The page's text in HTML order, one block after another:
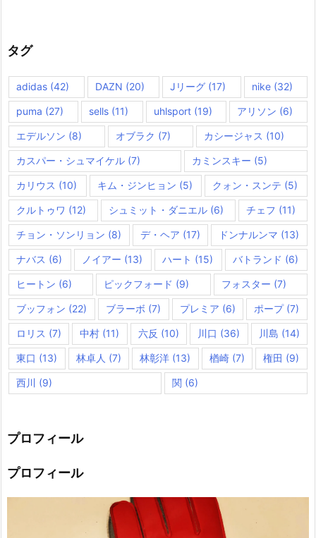
タグ
adidas (42) DAZN (20) Jリーグ (17) nike(32)
puma (27) sells(11) uhlsport(19) アリソン (6)
エデルソン (8) オブラク (7) カシージャス (10)
カスパー・シュマイケル (7) カミンスキー (5)
カリウス (10) キム・ジンヒョン (5) クォン・スンテ (5)
クルトゥワ (12) シュミット・ダニエル (6) チェフ (11)
チョン・ソンリョン (8) デ・ヘア (17) ドンナルンマ (13)
ナバス (6) ノイアー (13) ハート (15) バトランド (6)
ヒートン (6) ピックフォード (9) フォスター (7)
ブッフォン (22) ブラーボ (7) プレミア (6) ポープ(7)
ロリス (7) 中村 (11) 六反 (10) 川口 (36) 川島 (14)
東口 (13) 林卓人 (7) 林彰洋 (13) 楢崎(7) 権田 (9)
西川 (9) 関 (6)
プロフィール
プロフィール